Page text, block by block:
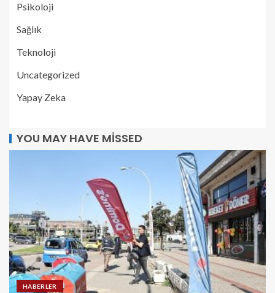
Psikoloji
Sağlık
Teknoloji
Uncategorized
Yapay Zeka
YOU MAY HAVE MISSED
HABERLER